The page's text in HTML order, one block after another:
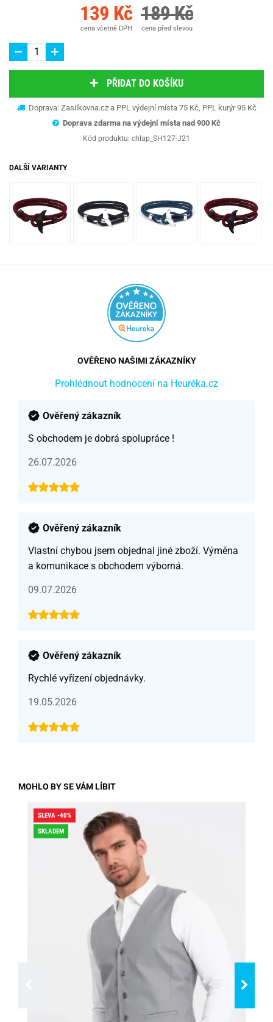
139 Kč
cena včetně DPH
189 Kč
cena před slevou
PŘIDAT DO KOŠÍKU
Doprava: Zasilkovna.cz a PPL výdejní místa 75 Kč, PPL kurýr 95 Kč
Doprava zdarma na výdejní místa nad 900 Kč
Kód produktu: chlap_SH127-J21
DALŠÍ VARIANTY
OVĚŘENO NAŠIMI ZÁKAZNÍKY
Prohlédnout hodnocení na Heuréka.cz
Ověřený zákazník
S obchodem je dobrá spolupráce !
26.07.2026
Ověřený zákazník
Vlastní chybou jsem objednal jiné zboží. Výměna
a komunikace s obchodem výborná.
09.07.2026
Ověřený zákazník
Rychlé vyřízení objednávky.
19.05.2026
MOHLO BY SE VÁM LÍBIT
SLEVA -40%
SKLADEM